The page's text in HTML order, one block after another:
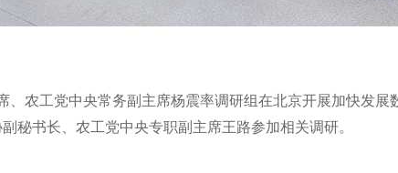
、农工党中央常务副主席杨震率调研组在北京开展加快发
秘书长、农工党中央专职副主席王路参加相关调研。